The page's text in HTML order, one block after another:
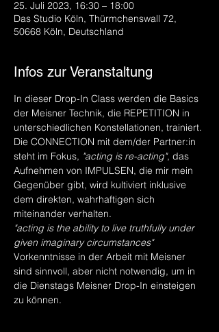
25. Juli 2023, 16:30 – 18:00
Das Studio Köln, Thürmchenswall 72,
50668 Köln, Deutschland
Infos zur Veranstaltung
In dieser Drop-In Class werden die Basics
der Meisner Technik, die REPETITION in
unterschiedlichen Konstellationen, trainiert.
Die CONNECTION mit dem/der Partner:in
steht im Fokus, "acting is re-acting", das
Aufnehmen von IMPULSEN, die mir mein
Gegenüber gibt, wird kultiviert inklusive
dem direkten, wahrhaftigen sich
miteinander verhalten.
"acting is the ability to live truthfully under
given imaginary circumstances"
Vorkenntnisse in der Arbeit mit Meisner
sind sinnvoll, aber nicht notwendig, um in
die Dienstags Meisner Drop-In einsteigen
zu können.